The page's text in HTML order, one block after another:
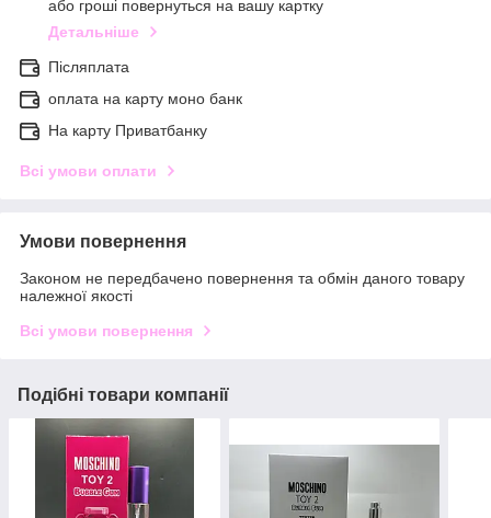
або гроші повернуться на вашу картку
Детальніше
Післяплата
оплата на карту моно банк
На карту Приватбанку
Всі умови оплати
Умови повернення
Законом не передбачено повернення та обмін даного товару
належної якості
Всі умови повернення
Подібні товари компанії